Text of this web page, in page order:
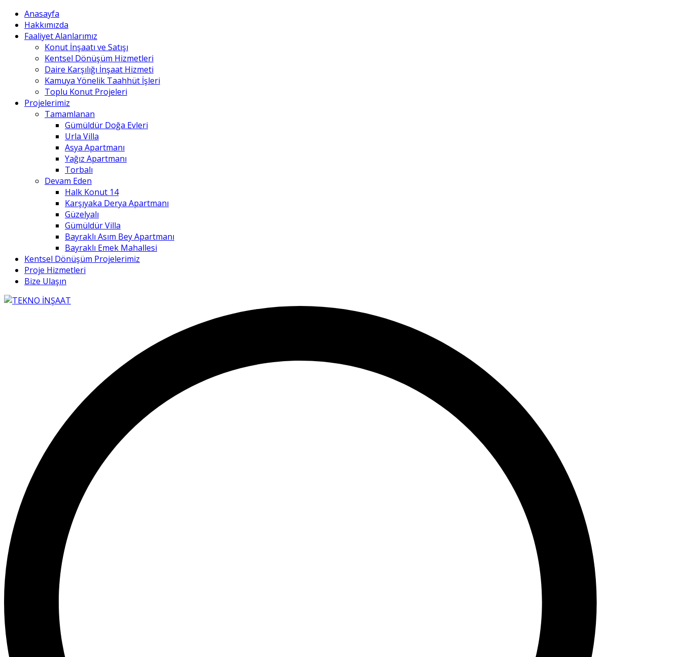
Anasayfa
Hakkımızda
Faaliyet Alanlarımız
Konut İnşaatı ve Satışı
Kentsel Dönüşüm Hizmetleri
Daire Karşılığı İnşaat Hizmeti
Kamuya Yönelik Taahhüt İşleri
Toplu Konut Projeleri
Projelerimiz
Tamamlanan
Gümüldür Doğa Evleri
Urla Villa
Asya Apartmanı
Yağız Apartmanı
Torbalı
Devam Eden
Halk Konut 14
Karşıyaka Derya Apartmanı
Güzelyalı
Gümüldür Villa
Bayraklı Asım Bey Apartmanı
Bayraklı Emek Mahallesi
Kentsel Dönüşüm Projelerimiz
Proje Hizmetleri
Bize Ulaşın